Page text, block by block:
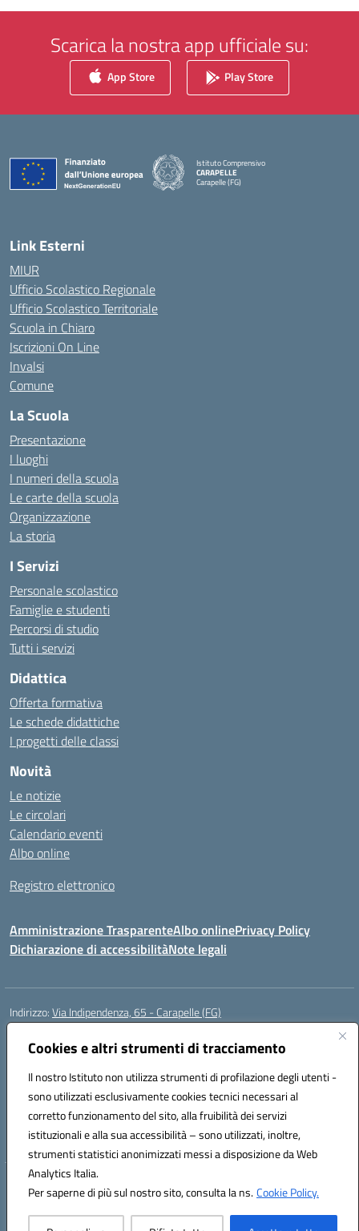
Cookies e altri strumenti di tracciamento
Il nostro Istituto non utilizza strumenti di profilazione degli utenti -
sono utilizzati esclusivamente cookies tecnici necessari al
corretto funzionamento del sito, alla fruibilità dei servizi
istituzionali e alla sua accessibilità – sono utilizzati, inoltre,
strumenti statistici anonimizzati messi a disposizione da Web
Analytics Italia.
Per saperne di più sul nostro sito, consulta la ns.Cookie Policy.
Scarica la nostra app ufficiale su:
App Store Play Store
Istituto Comprensivo
CARAPELLE
Carapelle (FG)
— Visita la pagina iniziale della scuola
Link Esterni
MIUR
Ufficio Scolastico Regionale
Ufficio Scolastico Territoriale
Scuola in Chiaro
Iscrizioni On Line
Invalsi
Comune
La Scuola
Presentazione
I luoghi
I numeri della scuola
Le carte della scuola
Organizzazione
La storia
I Servizi
Personale scolastico
Famiglie e studenti
Percorsi di studio
Tutti i servizi
Didattica
Offerta formativa
Le schede didattiche
I progetti delle classi
Novità
Le notizie
Le circolari
Calendario eventi
Albo online
Registro elettronico
Amministrazione TrasparenteAlbo onlinePrivacy Policy
Dichiarazione di accessibilitàNote legali
Indirizzo:Via Indipendenza, 65 - Carapelle (FG)
Centralino:
Posta elettronica certificata (PEC):fgic822001@pec.istruzione.it
Codice fiscale: 90015720718
Codice meccanografico:FGIC822001
Codice Indice delle Pubbliche Amministrazioni (IPA): istsc_fgic822001
Codice unico di fatturazione (CUF): UFSLF2
Hosting & Powered by 3D Solution S.r.l.
Concept & Design by Designers Italia